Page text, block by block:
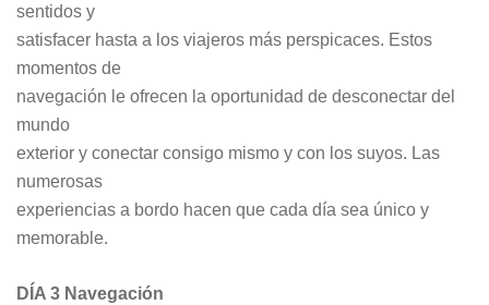
sentidos y
satisfacer hasta a los viajeros más perspicaces. Estos
momentos de
navegación le ofrecen la oportunidad de desconectar del
mundo
exterior y conectar consigo mismo y con los suyos. Las
numerosas
experiencias a bordo hacen que cada día sea único y
memorable.
DÍA 3 Navegación